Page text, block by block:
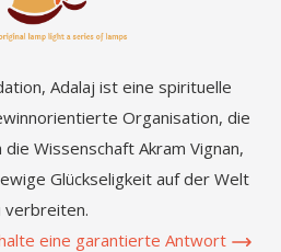
Adalaj ist eine spirituelle
Organisation, die
Wissenschaft Akram Vignan,
Glückseligkeit auf der Welt
verbreiten.
eine garantierte Antwort